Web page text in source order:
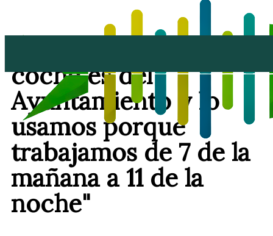
coche es del
Ayuntamiento y lo
usamos porque
trabajamos de 7 de la
mañana a 11 de la
noche"